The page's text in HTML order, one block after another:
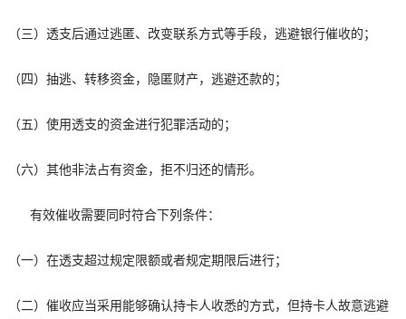
（三）透支后通过逃匿、改变联系方式等手段，逃避银行催收的；
（四）抽逃、转移资金，隐匿财产，逃避还款的；
（五）使用透支的资金进行犯罪活动的；
（六）其他非法占有资金，拒不归还的情形。
有效催收需要同时符合下列条件：
（一）在透支超过规定限额或者规定期限后进行；
（二）催收应当采用能够确认持卡人收悉的方式，但持卡人故意逃避